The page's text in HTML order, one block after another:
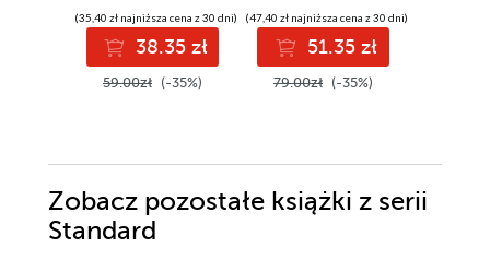
(35,40 zł najniższa cena z 30 dni)
38.35 zł
59.00zł (-35%)
kodowanie,
testowanie i
wdrażanie
(47,40 zł najniższa cena z 30 dni)
51.35 zł
79.00zł (-35%)
Zobacz pozostałe książki z serii
Standard